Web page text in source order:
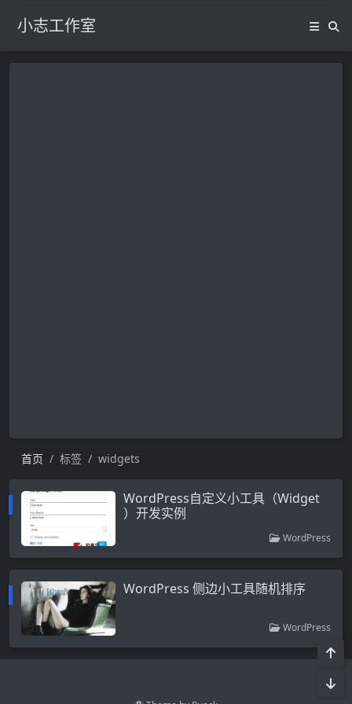
小志工作室
首页 标签 widgets
WordPress自定义小工具（Widget
）开发实例
WordPress
WordPress 侧边小工具随机排序
WordPress